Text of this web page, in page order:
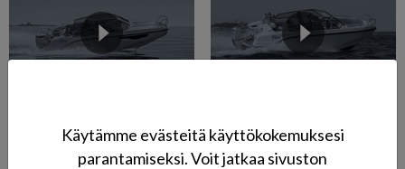
Käytämme evästeitä käyttökokemuksesi
parantamiseksi. Voit jatkaa sivuston